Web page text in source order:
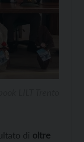
di oltre